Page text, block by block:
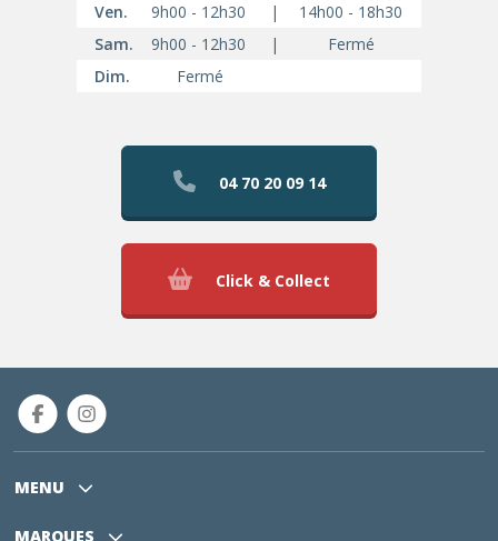
Ven.
9h00 - 12h30 |
14h00 - 18h30
Sam.
9h00 - 12h30 |
Fermé
Dim.
Fermé
04 70 20 09 14
Click & Collect
MENU
MARQUES